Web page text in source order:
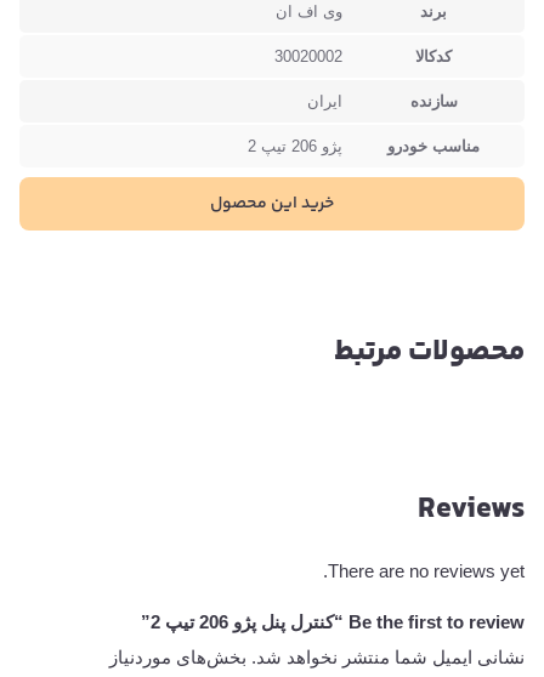
برند وی اف ان
کدکالا 30020002
سازنده ایران
مناسب خودرو پژو 206 تیپ 2
خرید این محصول
محصولات مرتبط
Reviews
There are no reviews yet.
Be the first to review “کنترل پنل پژو 206 تیپ 2”
نشانی ایمیل شما منتشر نخواهد شد. بخش‌های موردنیاز